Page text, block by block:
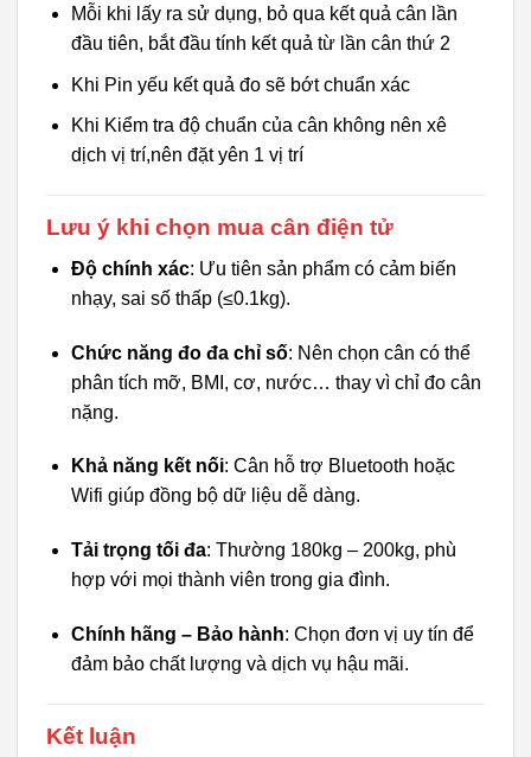
Mỗi khi lấy ra sử dụng, bỏ qua kết quả cân lần
đầu tiên, bắt đầu tính kết quả từ lần cân thứ 2
Khi Pin yếu kết quả đo sẽ bớt chuẩn xác
Khi Kiểm tra độ chuẩn của cân không nên xê
dịch vị trí,nên đặt yên 1 vị trí
Lưu ý khi chọn mua cân điện tử
Độ chính xác: Ưu tiên sản phẩm có cảm biến
nhạy, sai số thấp (≤0.1kg).
Chức năng đo đa chỉ số: Nên chọn cân có thể
phân tích mỡ, BMI, cơ, nước… thay vì chỉ đo cân
nặng.
Khả năng kết nối: Cân hỗ trợ Bluetooth hoặc
Wifi giúp đồng bộ dữ liệu dễ dàng.
Tải trọng tối đa: Thường 180kg – 200kg, phù
hợp với mọi thành viên trong gia đình.
Chính hãng – Bảo hành: Chọn đơn vị uy tín để
đảm bảo chất lượng và dịch vụ hậu mãi.
Kết luận